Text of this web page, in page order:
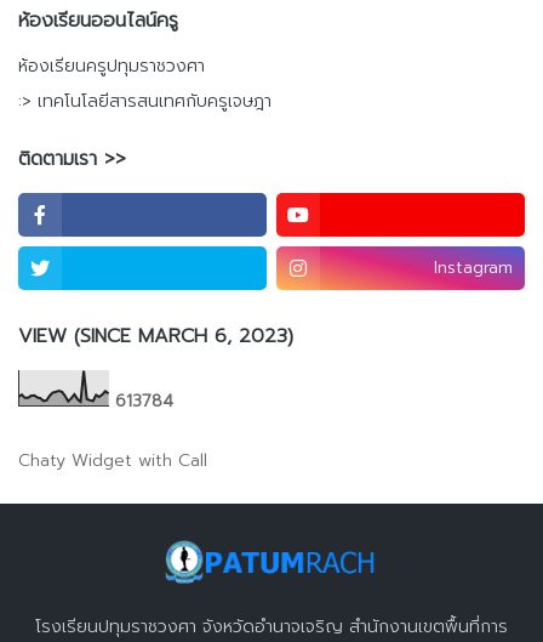
ห้องเรียนออนไลน์ครู
ห้องเรียนครูปทุมราชวงศา
:> เทคโนโลยีสารสนเทศกับครูเจษฎา
ติดตามเรา >>
Instagram
VIEW (SINCE MARCH 6, 2023)
613784
Chaty Widget with Call
โรงเรียนปทุมราชวงศา จังหวัดอำนาจเจริญ สำนักงานเขตพื้นที่การ